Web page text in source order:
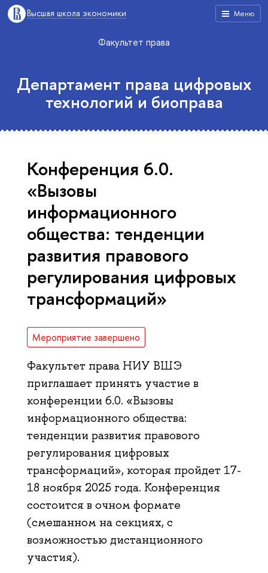
Меню
Высшая школа экономики
Факультет права
Департамент права цифровых
технологий и биоправа
Конференция 6.0.
«Вызовы
информационного
общества: тенденции
развития правового
регулирования цифровых
трансформаций»
Мероприятие завершено
Факультет права НИУ ВШЭ
приглашает принять участие в
конференции 6.0. «Вызовы
информационного общества:
тенденции развития правового
регулирования цифровых
трансформаций», которая пройдет 17-
18 ноября 2025 года. Конференция
состоится в очном формате
(смешанном на секциях, с
возможностью дистанционного
участия).